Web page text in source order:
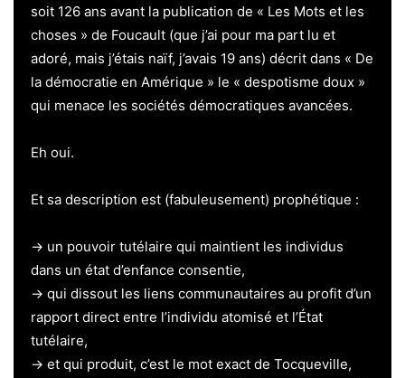
soit 126 ans avant la publication de « Les Mots et les
choses » de Foucault (que j’ai pour ma part lu et
adoré, mais j’étais naïf, j’avais 19 ans) décrit dans « De
la démocratie en Amérique » le « despotisme doux »
qui menace les sociétés démocratiques avancées.
Eh oui.
Et sa description est (fabuleusement) prophétique :
→ un pouvoir tutélaire qui maintient les individus
dans un état d’enfance consentie,
→ qui dissout les liens communautaires au profit d’un
rapport direct entre l’individu atomisé et l’État
tutélaire,
→ et qui produit, c’est le mot exact de Tocqueville,